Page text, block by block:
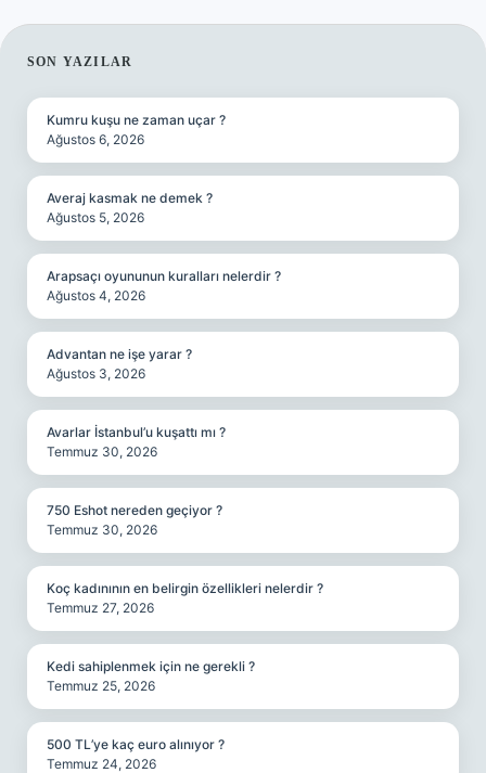
SIDEBAR
SON YAZILAR
Kumru kuşu ne zaman uçar ?
Ağustos 6, 2026
Averaj kasmak ne demek ?
Ağustos 5, 2026
Arapsaçı oyununun kuralları nelerdir ?
Ağustos 4, 2026
Advantan ne işe yarar ?
Ağustos 3, 2026
Avarlar İstanbul’u kuşattı mı ?
Temmuz 30, 2026
750 Eshot nereden geçiyor ?
Temmuz 30, 2026
Koç kadınının en belirgin özellikleri nelerdir ?
Temmuz 27, 2026
Kedi sahiplenmek için ne gerekli ?
Temmuz 25, 2026
500 TL’ye kaç euro alınıyor ?
Temmuz 24, 2026